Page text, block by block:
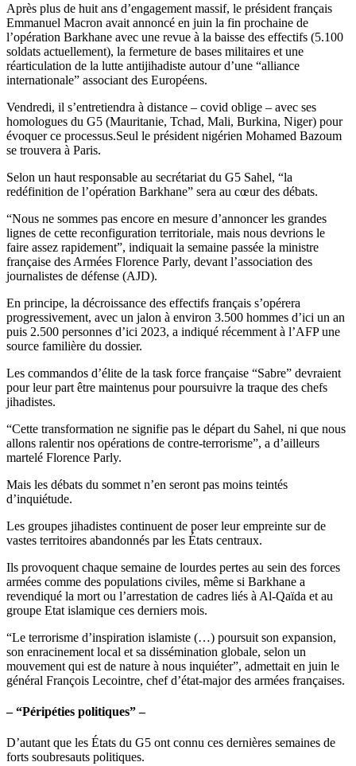
Après plus de huit ans d’engagement massif, le président français
Emmanuel Macron avait annoncé en juin la fin prochaine de
l’opération Barkhane avec une revue à la baisse des effectifs (5.100
soldats actuellement), la fermeture de bases militaires et une
réarticulation de la lutte antijihadiste autour d’une “alliance
internationale” associant des Européens.
Vendredi, il s’entretiendra à distance – covid oblige – avec ses
homologues du G5 (Mauritanie, Tchad, Mali, Burkina, Niger) pour
évoquer ce processus.Seul le président nigérien Mohamed Bazoum
se trouvera à Paris.
Selon un haut responsable au secrétariat du G5 Sahel, “la
redéfinition de l’opération Barkhane” sera au cœur des débats.
“Nous ne sommes pas encore en mesure d’annoncer les grandes
lignes de cette reconfiguration territoriale, mais nous devrions le
faire assez rapidement”, indiquait la semaine passée la ministre
française des Armées Florence Parly, devant l’association des
journalistes de défense (AJD).
En principe, la décroissance des effectifs français s’opérera
progressivement, avec un jalon à environ 3.500 hommes d’ici un an
puis 2.500 personnes d’ici 2023, a indiqué récemment à l’AFP une
source familière du dossier.
Les commandos d’élite de la task force française “Sabre” devraient
pour leur part être maintenus pour poursuivre la traque des chefs
jihadistes.
“Cette transformation ne signifie pas le départ du Sahel, ni que nous
allons ralentir nos opérations de contre-terrorisme”, a d’ailleurs
martelé Florence Parly.
Mais les débats du sommet n’en seront pas moins teintés
d’inquiétude.
Les groupes jihadistes continuent de poser leur empreinte sur de
vastes territoires abandonnés par les États centraux.
Ils provoquent chaque semaine de lourdes pertes au sein des forces
armées comme des populations civiles, même si Barkhane a
revendiqué la mort ou l’arrestation de cadres liés à Al-Qaïda et au
groupe Etat islamique ces derniers mois.
“Le terrorisme d’inspiration islamiste (…) poursuit son expansion,
son enracinement local et sa dissémination globale, selon un
mouvement qui est de nature à nous inquiéter”, admettait en juin le
général François Lecointre, chef d’état-major des armées françaises.
– “Péripéties politiques” –
D’autant que les États du G5 ont connu ces dernières semaines de
forts soubresauts politiques.